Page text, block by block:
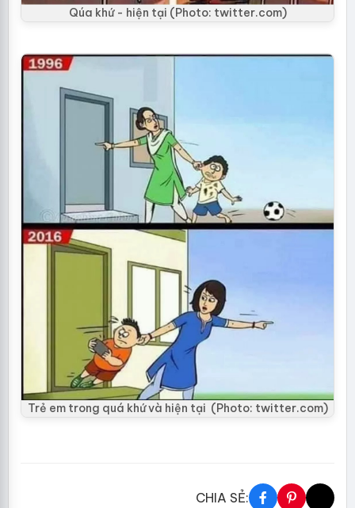
Qúa khứ - hiện tại (Photo: twitter.com)
Trẻ em trong quá khứ và hiện tại (Photo: twitter.com)
CHIA SẺ: